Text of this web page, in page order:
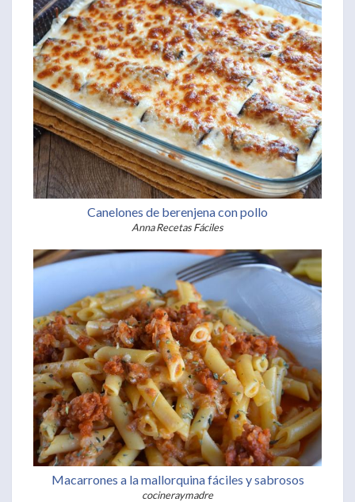
Canelones de berenjena con pollo
Anna Recetas Fáciles
Macarrones a la mallorquina fáciles y sabrosos
cocineraymadre